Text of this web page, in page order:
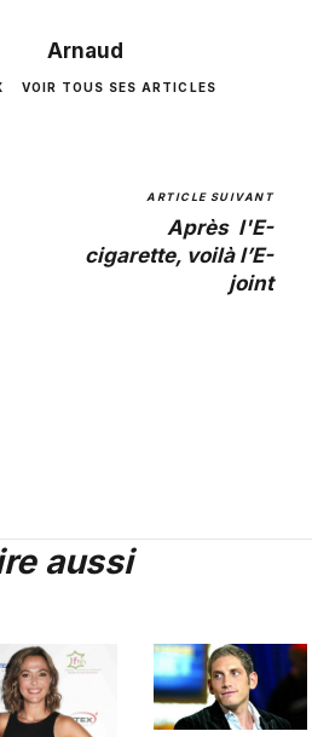
Arnaud
VOIR TOUS SES ARTICLES
ARTICLE SUIVANT
Après l'E-
cigarette, voilà l’E-
joint
aussi